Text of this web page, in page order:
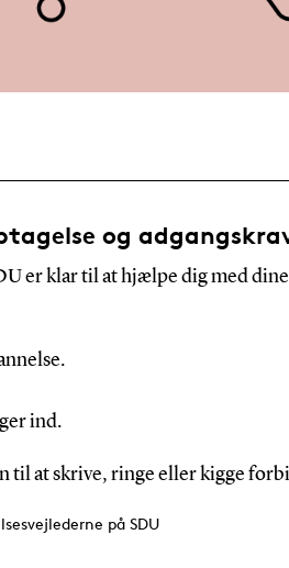
og
er klar til at hjælpe dig med dine
ind.
til at skrive, ringe eller kigge
på SDU